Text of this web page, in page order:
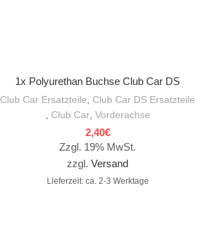
1x Polyurethan Buchse Club Car DS
Club Car Ersatzteile
Club Car DS Ersatzteile
Club Car, Vorderachse
2,40€
Zzgl. 19% MwSt.
zzgl. Versand
Lieferzeit: ca. 2-3 Werktage